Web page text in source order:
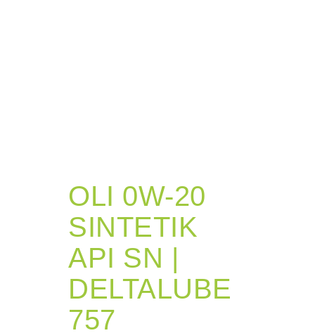
OLI 0W-20
SINTETIK
API SN |
DELTALUBE
757